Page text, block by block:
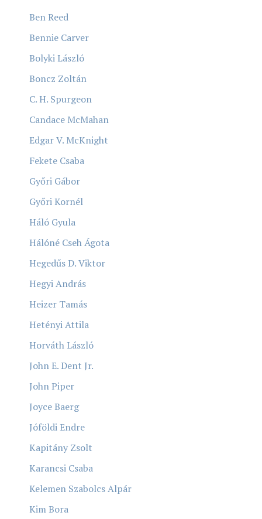
Ben Reed
Bennie Carver
Bolyki László
Boncz Zoltán
C. H. Spurgeon
Candace McMahan
Edgar V. McKnight
Fekete Csaba
Győri Gábor
Győri Kornél
Háló Gyula
Hálóné Cseh Ágota
Hegedűs D. Viktor
Hegyi András
Heizer Tamás
Hetényi Attila
Horváth László
John E. Dent Jr.
John Piper
Joyce Baerg
Jóföldi Endre
Kapitány Zsolt
Karancsi Csaba
Kelemen Szabolcs Alpár
Kim Bora